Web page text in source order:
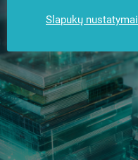
Slapukų nustatymai